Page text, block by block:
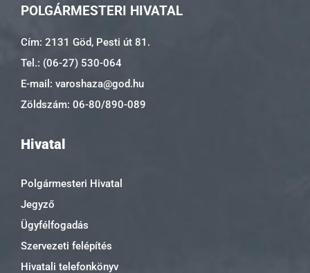
POLGÁRMESTERI HIVATAL
Cím: 2131 Göd, Pesti út 81.
Tel.: (06-27) 530-064
E-mail: varoshaza@god.hu
Zöldszám: 06-80/890-089
Hivatal
Polgármesteri Hivatal
Jegyző
Ügyfélfogadás
Szervezeti felépítés
Hivatali telefonkönyv